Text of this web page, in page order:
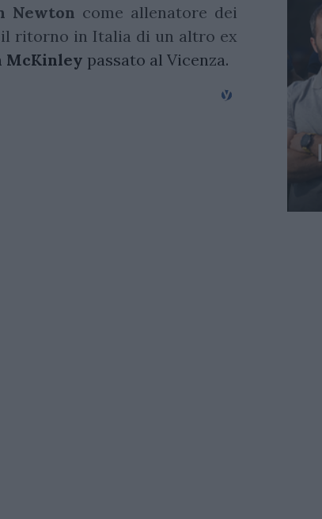
Newton come allenatore dei
ritorno in Italia di un altro ex
McKinley passato al Vicenza.